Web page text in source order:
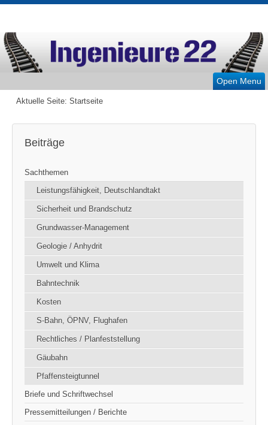
Open Menu
Aktuelle Seite: Startseite
Beiträge
Sachthemen
Leistungsfähigkeit, Deutschlandtakt
Sicherheit und Brandschutz
Grundwasser-Management
Geologie / Anhydrit
Umwelt und Klima
Bahntechnik
Kosten
S-Bahn, ÖPNV, Flughafen
Rechtliches / Planfeststellung
Gäubahn
Pfaffensteigtunnel
Briefe und Schriftwechsel
Pressemitteilungen / Berichte